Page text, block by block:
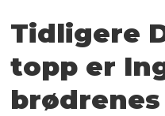
Tidligere
topp er